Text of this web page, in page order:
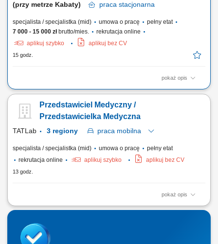
(przy metrze Kabaty)
praca stacjonarna
specjalista / specjalistka (mid) umowa o pracę
pełny etat
7 000 - 15 000 złbrutto/mies.
rekrutacja online
aplikuj szybko
aplikuj bez CV
15 godz.
pokaż opis
Zakres obowiązków: Będziesz pierwszą osobą, z którą rozmawia klient.
i odpowiednie wsparcie. szybkie nawiązywanie kontaktu z klientami
przekazanymi do obsługi, diagnozowanie potrzeb i ocena gotowości
Przedstawiciel Medyczny /
Przedstawicielka Medyczna
TATLab praca mobilna
specjalista / specjalistka (mid) umowa o pracę
pełny etat
rekrutacja online
aplikuj szybko aplikuj bez CV
13 godz.
pokaż opis
Na czym polega praca: Osoba na tym stanowisku wspiera istniejącą i
portfolio firmy. Twój zakres obowiązków: Aktywne pozyskiwanie nowych
klientów oraz sprzedaż systemów diagnostycznych marek Roche,
Randox, Nihon Kohden....